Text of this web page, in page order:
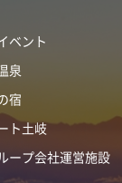
ベント
泉
宿
ト土岐
ープ会社運営施設